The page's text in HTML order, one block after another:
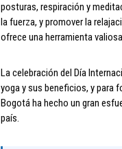
posturas, respiración y
la fuerza, y promover la
ofrece una herramienta
La celebración del Día
yoga y sus beneficios, y para
Bogotá ha hecho un gran
país.